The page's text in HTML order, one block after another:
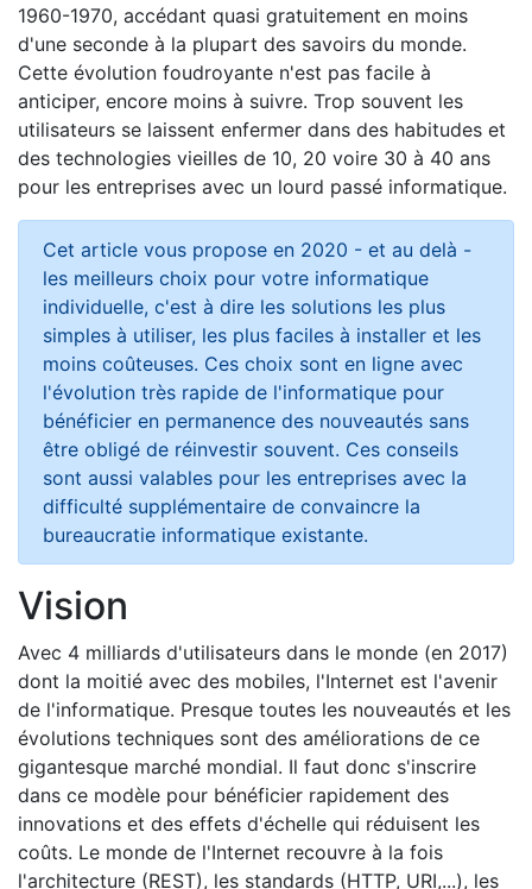
1960-1970, accédant quasi gratuitement en moins
d'une seconde à la plupart des savoirs du monde.
Cette évolution foudroyante n'est pas facile à
anticiper, encore moins à suivre. Trop souvent les
utilisateurs se laissent enfermer dans des habitudes et
des technologies vieilles de 10, 20 voire 30 à 40 ans
pour les entreprises avec un lourd passé informatique.
Cet article vous propose en 2020 - et au delà -
les meilleurs choix pour votre informatique
individuelle, c'est à dire les solutions les plus
simples à utiliser, les plus faciles à installer et les
moins coûteuses. Ces choix sont en ligne avec
l'évolution très rapide de l'informatique pour
bénéficier en permanence des nouveautés sans
être obligé de réinvestir souvent. Ces conseils
sont aussi valables pour les entreprises avec la
difficulté supplémentaire de convaincre la
bureaucratie informatique existante.
Vision
Avec 4 milliards d'utilisateurs dans le monde (en 2017)
dont la moitié avec des mobiles, l'Internet est l'avenir
de l'informatique. Presque toutes les nouveautés et les
évolutions techniques sont des améliorations de ce
gigantesque marché mondial. Il faut donc s'inscrire
dans ce modèle pour bénéficier rapidement des
innovations et des effets d'échelle qui réduisent les
coûts. Le monde de l'Internet recouvre à la fois
l'architecture (REST), les standards (HTTP, URI,...), les